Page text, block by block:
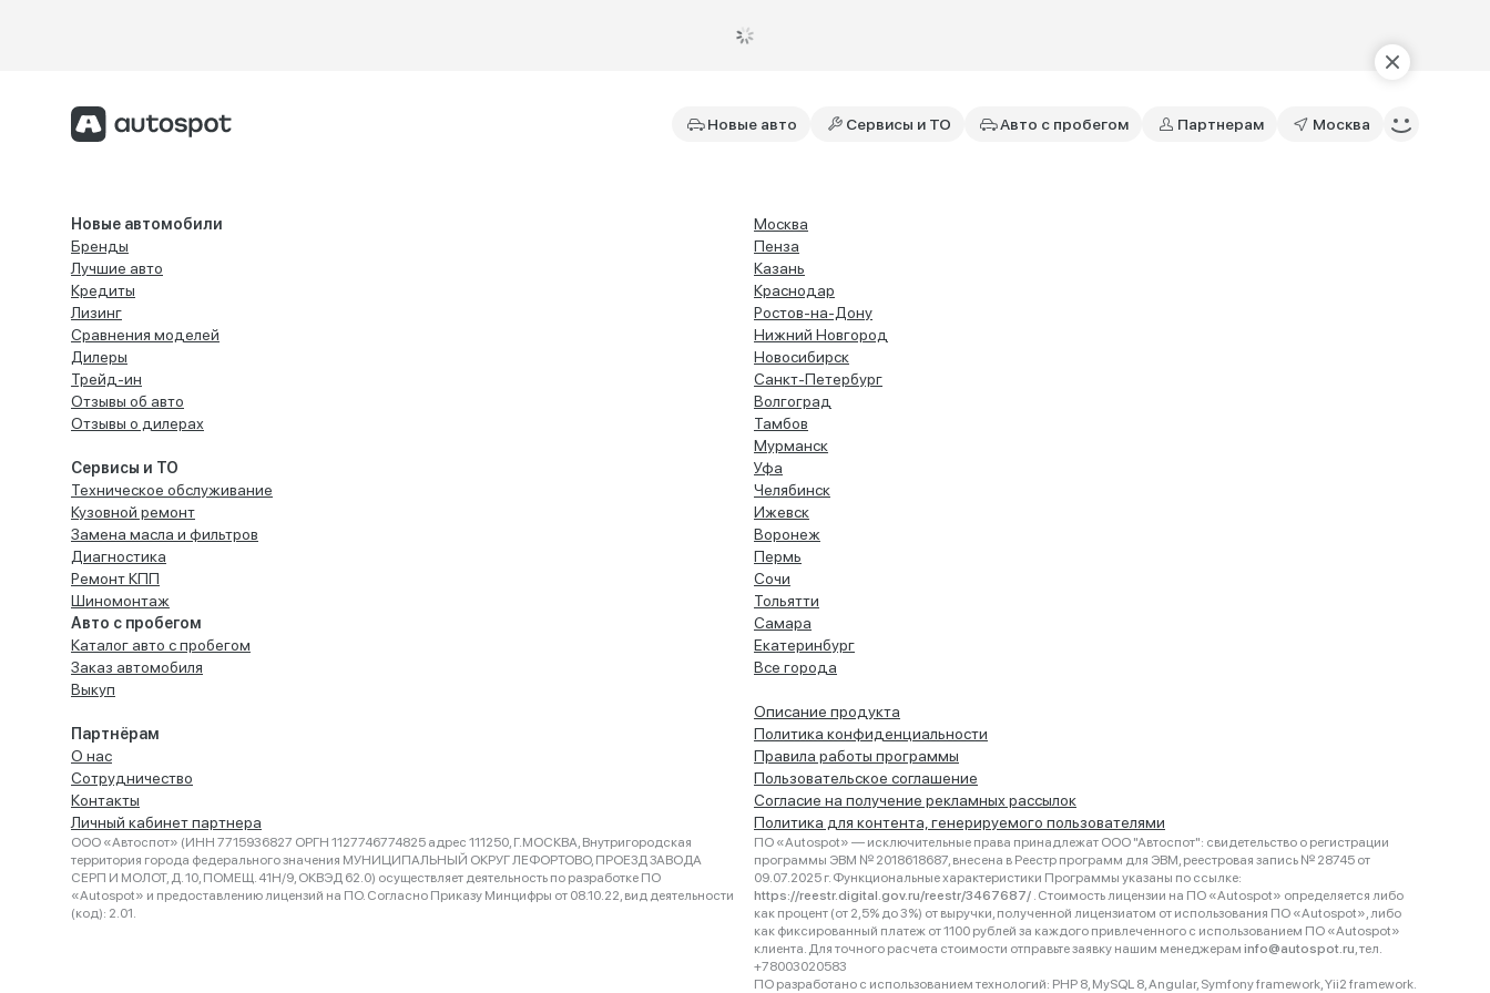
Новые авто Сервисы и ТО Авто с пробегом Партнерам Москва
Новые автомобили
Бренды
Лучшие авто
Кредиты
Лизинг
Сравнения моделей
Дилеры
Трейд-ин
Отзывы об авто
Отзывы о дилерах
Сервисы и ТО
Техническое обслуживание
Кузовной ремонт
Замена масла и фильтров
Диагностика
Ремонт КПП
Шиномонтаж
Авто с пробегом
Каталог авто с пробегом
Заказ автомобиля
Выкуп
Партнёрам
О нас
Сотрудничество
Контакты
Личный кабинет партнера
Москва
Пенза
Казань
Краснодар
Ростов-на-Дону
Нижний Новгород
Новосибирск
Санкт-Петербург
Волгоград
Тамбов
Мурманск
Уфа
Челябинск
Ижевск
Воронеж
Пермь
Сочи
Тольятти
Самара
Екатеринбург
Все города
Описание продукта
Политика конфиденциальности
Правила работы программы
Пользовательское соглашение
Согласие на получение рекламных рассылок
Политика для контента, генерируемого пользователями
ООО «Автоспот» (ИНН 7715936827 ОРГН 1127746774825 адрес 111250, Г.МОСКВА, Внутригородская
территория города федерального значения МУНИЦИПАЛЬНЫЙ ОКРУГ ЛЕФОРТОВО, ПРОЕЗД ЗАВОДА
СЕРП И МОЛОТ, Д. 10, ПОМЕЩ. 41Н/9, ОКВЭД 62.0) осуществляет деятельность по разработке ПО
«Autospot» и предоставлению лицензий на ПО. Согласно Приказу Минцифры от 08.10.22, вид деятельности
(код): 2.01.
ПО «Autospot» — исключительные права принадлежат ООО "Автоспот": свидетельство о регистрации
программы ЭВМ № 2018618687, внесена в Реестр программ для ЭВМ, реестровая запись № 28745 от
09.07.2025 г. Функциональные характеристики Программы указаны по ссылке:
https://reestr.digital.gov.ru/reestr/3467687/ . Стоимость лицензии на ПО «Autospot» определяется либо
как процент (от 2,5% до 3%) от выручки, полученной лицензиатом от использования ПО «Autospot», либо
как фиксированный платеж от 1100 рублей за каждого привлеченного с использованием ПО «Autospot»
клиента. Для точного расчета стоимости отправьте заявку нашим менеджерам info@autospot.ru, тел.
+78003020583
ПО разработано с использованием технологий: PHP 8, MySQL 8, Angular, Symfony framework, Yii2 framework.